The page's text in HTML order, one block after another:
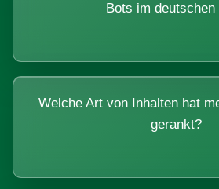
Bots im deutschen
Welche Art von Inhalten hat
gerankt?